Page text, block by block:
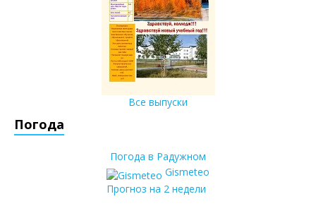
Все выпуски
Погода
Погода в Радужном
Gismeteo
Прогноз на 2 недели